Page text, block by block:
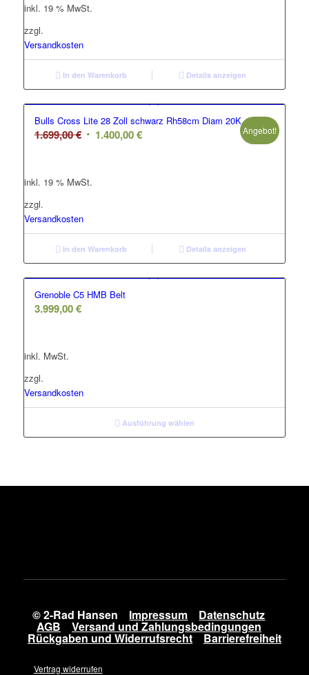
inkl. 19 % MwSt.
zzgl.
Versandkosten
In den Warenkorb Details anzeigen
Bulls Cross Lite 28 Zoll schwarz Rh58cm Diam 20K
1.699,00€ Ursprünglicher
1.699,00 €
1.400,00€Aktueller
Angebot!
inkl. 19 % MwSt.
zzgl.
Versandkosten
In den Warenkorb Details anzeigen
Grenoble C5 HMB Belt
3.999,00€
inkl. MwSt.
zzgl.
Versandkosten
Ausführung wählen
© 2-Rad Hansen Impressum Datenschutz
AGB Versand und Zahlungsbedingungen
Rückgaben und Widerrufsrecht Barrierefreiheit
Vertrag widerrufen